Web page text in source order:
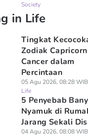
Society
in Life
Tingkat
Zodiak
Cancer dalam
Percintaan
05 Agu 2026, 08:28 WIB
Life
5 Penyebab
Nyamuk di
Jarang Sekali
04 Agu 2026, 08:08 WIB